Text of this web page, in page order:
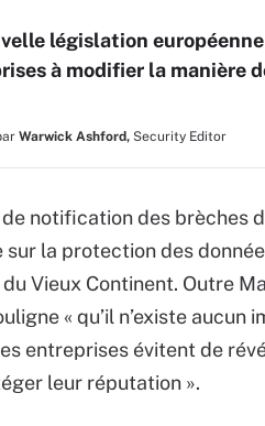
législation
à modifier la manière
Warwick Ashford, Security Editor
de notification des brèches
sur la protection des
Vieux Continent. Outre
« qu’il n’existe
entreprises évitent de
leur réputation ».